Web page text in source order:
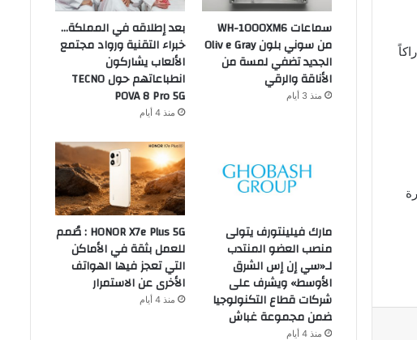
سماعات WH-1000XM6
من سوني بلون Oliv e Gray
الجديد تضفي لمسة من
الأناقة والرقي
منذ 3 أيام
بعد إطلاقه في المملكة…
خبراء التقنية ورواد مجتمع
الألعاب يشاركون
انطباعاتهم حول TECNO
POVA 8 Pro 5G
منذ 4 أيام
مارك فيلينتورف يتولى
منصب العضو المنتدب
لـ«سي إن إس الشرق
الأوسط» ويشرف على
شركات قطاع التكنولوجيا
ضمن مجموعة غباش
منذ 4 أيام
HONOR X7e Plus 5G : صُمم
للعمل بثقة في الأماكن
التي تعجز فيها الهواتف
الأخرى عن الاستمرار
منذ 4 أيام